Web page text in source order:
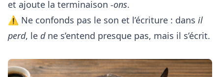
et ajoute la terminaison -ons.
⚠️ Ne confonds pas le son et l’écriture : dans il
perd, le dne s’entend presque pas, mais il s’écrit.